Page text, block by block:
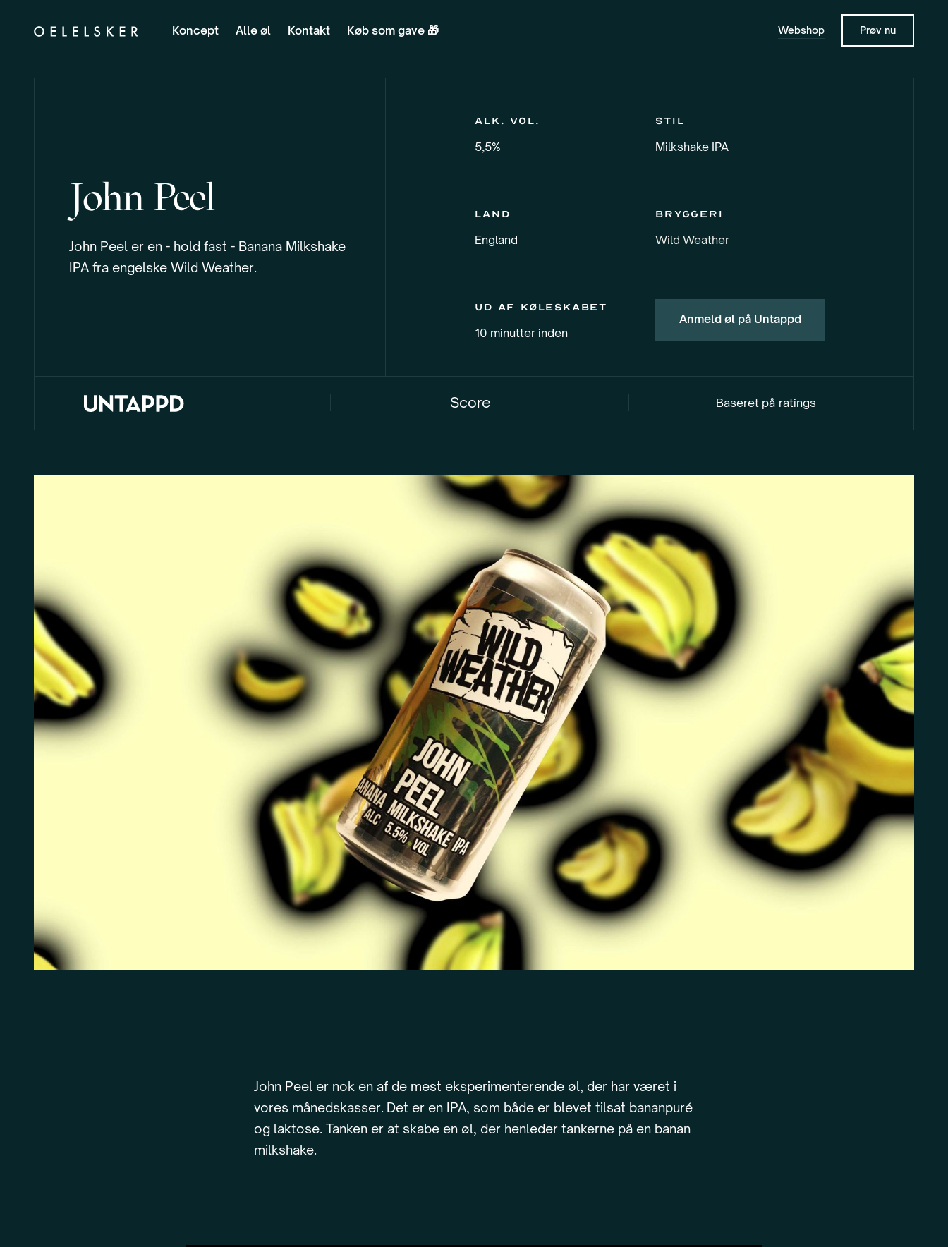
Koncept Alle øl Kontakt Køb som gave 🎁 Webshop Prøv nu
John Peel
John Peel er en - hold fast - Banana Milkshake
IPA fra engelske Wild Weather.
Alk. vol.
5,5%
Stil
Milkshake IPA
Land
England
Bryggeri
Wild Weather
Ud af køleskabet
10 minutter inden
Anmeld øl på Untappd
Score Baseret på ratings
John Peel er nok en af de mest eksperimenterende øl, der har været i
vores månedskasser. Det er en IPA, som både er blevet tilsat bananpuré
og laktose. Tanken er at skabe en øl, der henleder tankerne på en banan
milkshake.